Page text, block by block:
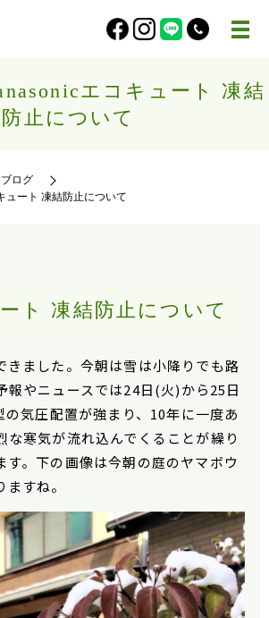
エコキュート 凍結
防止について
ログ
ュート 凍結防止について
ト 凍結防止について
きました。今朝は雪は小降りでも路
報やニュースでは24日(火)から25日
気圧配置が強まり、10年に一度あ
な寒気が流れ込んでくることが繰り
す。下の画像は今朝の庭のヤマボウ
すね。